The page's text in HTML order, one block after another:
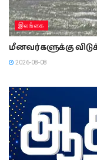
இலங்கை
மீனவர்களுக்கு
2026-08-08